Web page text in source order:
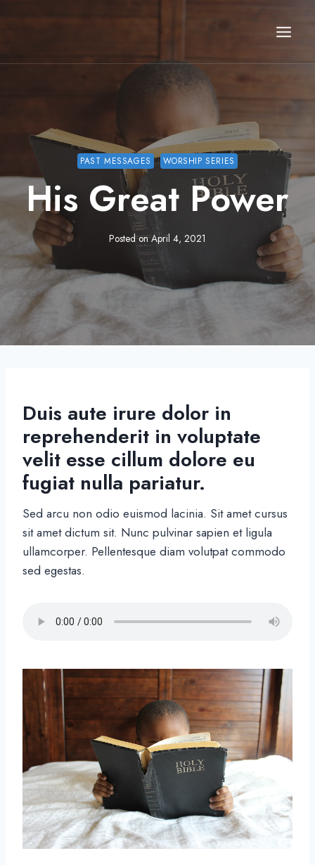
PAST MESSAGES WORSHIP SERIES
His Great Power
Posted onApril 4, 2021
Duis aute irure dolor in
reprehenderit in voluptate
velit esse cillum dolore eu
fugiat nulla pariatur.
Sed arcu non odio euismod lacinia. Sit amet cursus
sit amet dictum sit. Nunc pulvinar sapien et ligula
ullamcorper. Pellentesque diam volutpat commodo
sed egestas.